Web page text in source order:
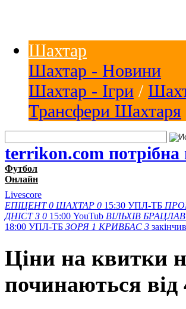
Шахтар
Шахтар - Новини
Шахтар - Ігри /
Трансфери Шахтаря
terrikon.com
Футбол
Онлайн
Livescore
ЕПІЦЕНТ 0 ШАХТАР 0 15:30 УПЛ-ТБ
ДНІСТ З 0 15:00 YouTub ВІЛЬХІВ БРАЦЛАВ
18:00 УПЛ-ТБ ЗОРЯ 1 КРИВБАС 3
Ціни на квитки
починаються від